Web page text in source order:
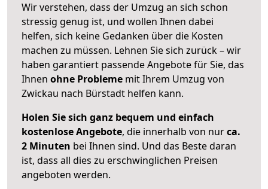
Wir verstehen, dass der Umzug an sich schon
stressig genug ist, und wollen Ihnen dabei
helfen, sich keine Gedanken über die Kosten
machen zu müssen. Lehnen Sie sich zurück – wir
haben garantiert passende Angebote für Sie, das
Ihnen ohne Probleme mit Ihrem Umzug von
Zwickau nach Bürstadt helfen kann.
Holen Sie sich ganz bequem und einfach
kostenlose Angebote, die innerhalb von nurca.
2 Minuten bei Ihnen sind. Und das Beste daran
ist, dass all dies zu erschwinglichen Preisen
angeboten werden.